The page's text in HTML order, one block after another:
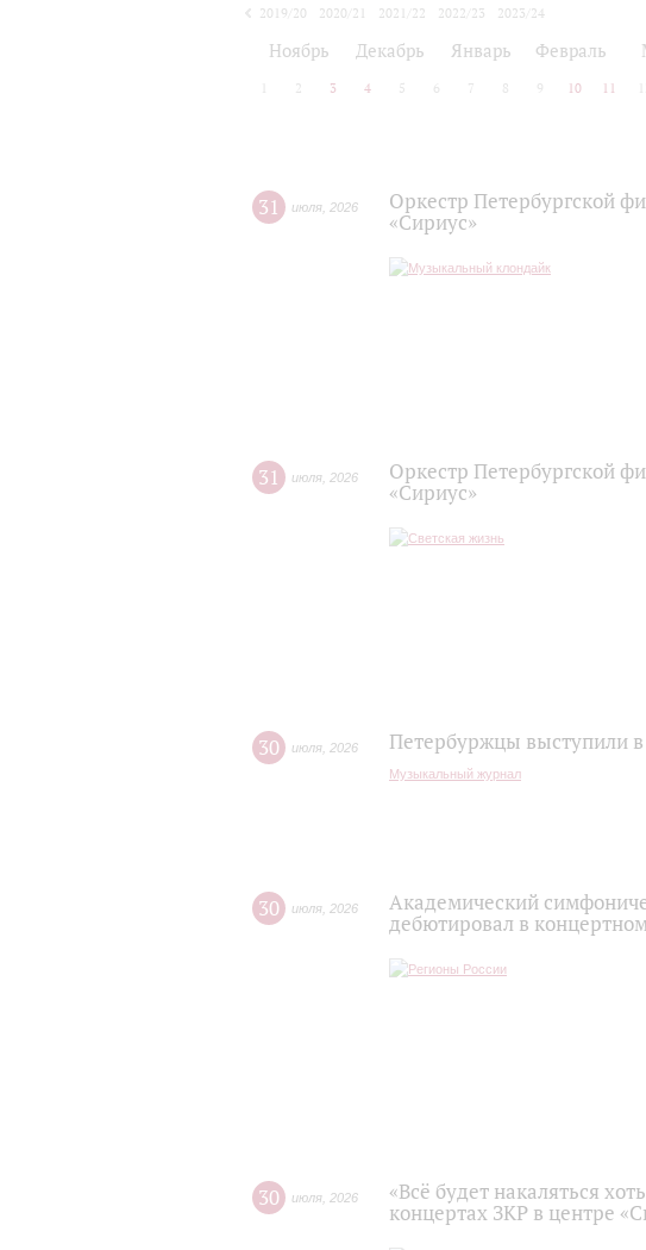
2019/20 2020/21 2021/22 2022/23
2023/24
Ноябрь Декабрь Январь Февраль
2 3 4 5 6 7 8 9 10 11
31 июля 2026
Оркестр Петербургской
«Сириус»
31 июля 2026
Оркестр Петербургской
«Сириус»
30 июля 2026 Петербуржцы выступили в
Музыкальный журнал
30 июля 2026
Академический
дебютировал в
30 июля 2026
«Всё будет накаляться
концертах ЗКР в центре